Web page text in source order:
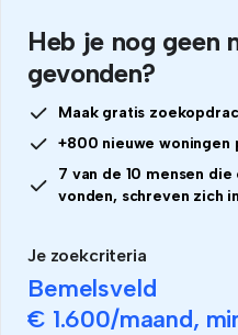
Heb je nog geen
gevonden?
Maak gratis
+800 nieuwe woningen
7 van de 10 mensen
vonden, schreven zich
Je zoekcriteria
Bemelsveld
€ 1.600/maand,